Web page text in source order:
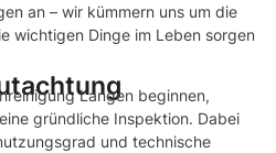
an – wir kümmern uns um die
wichtigen Dinge im Leben sorgen
Langen beginnen,
gründliche Inspektion. Dabei
und technische